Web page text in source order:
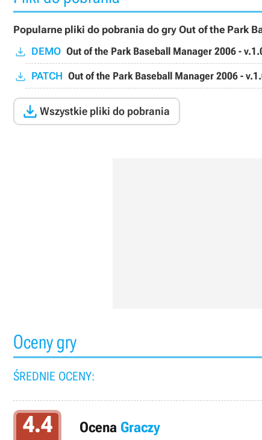
Popularne pliki do pobrania do gry Out of the Park
DEMO Out of the Park Baseball Manager 2006 -
PATCH Out of the Park Baseball Manager 2006 -
 Wszystkie pliki do pobrania
Oceny gry
ŚREDNIE OCENY:
4.4 Ocena Graczy